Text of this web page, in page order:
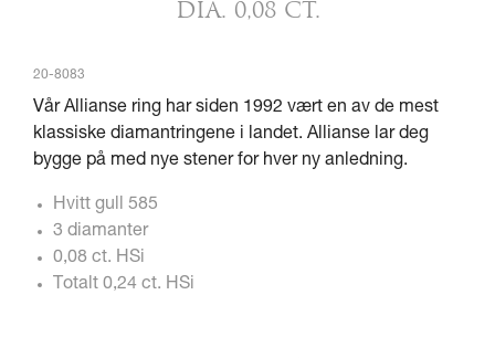
DIA. 0,08 CT.
20-8083
Vår Allianse ring har siden 1992 vært en av de mest
klassiske diamantringene i landet. Allianse lar deg
bygge på med nye stener for hver ny anledning.
Hvitt gull 585
3 diamanter
0,08 ct. HSi
Totalt 0,24 ct. HSi